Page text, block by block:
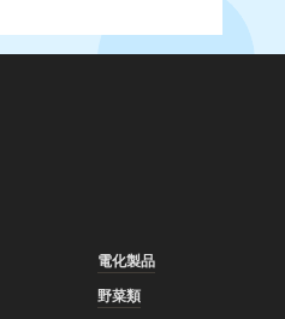
電化製品
野菜類